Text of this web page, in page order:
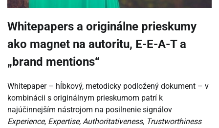
Whitepapers a originálne prieskumy
ako magnet na autoritu, E-E-A-T a
„brand mentions“
Whitepaper – hĺbkový, metodicky podložený dokument – v
kombinácii s originálnym prieskumom patrí k
najúčinnejším nástrojom na posilnenie signálov
Experience, Expertise, Authoritativeness, Trustworthiness